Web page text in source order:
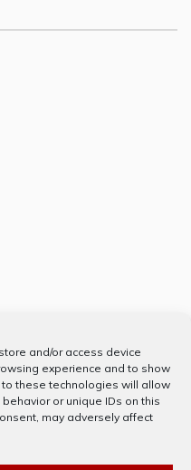
and/or access device
experience and to show
these technologies will allow
or unique IDs on this
may adversely affect